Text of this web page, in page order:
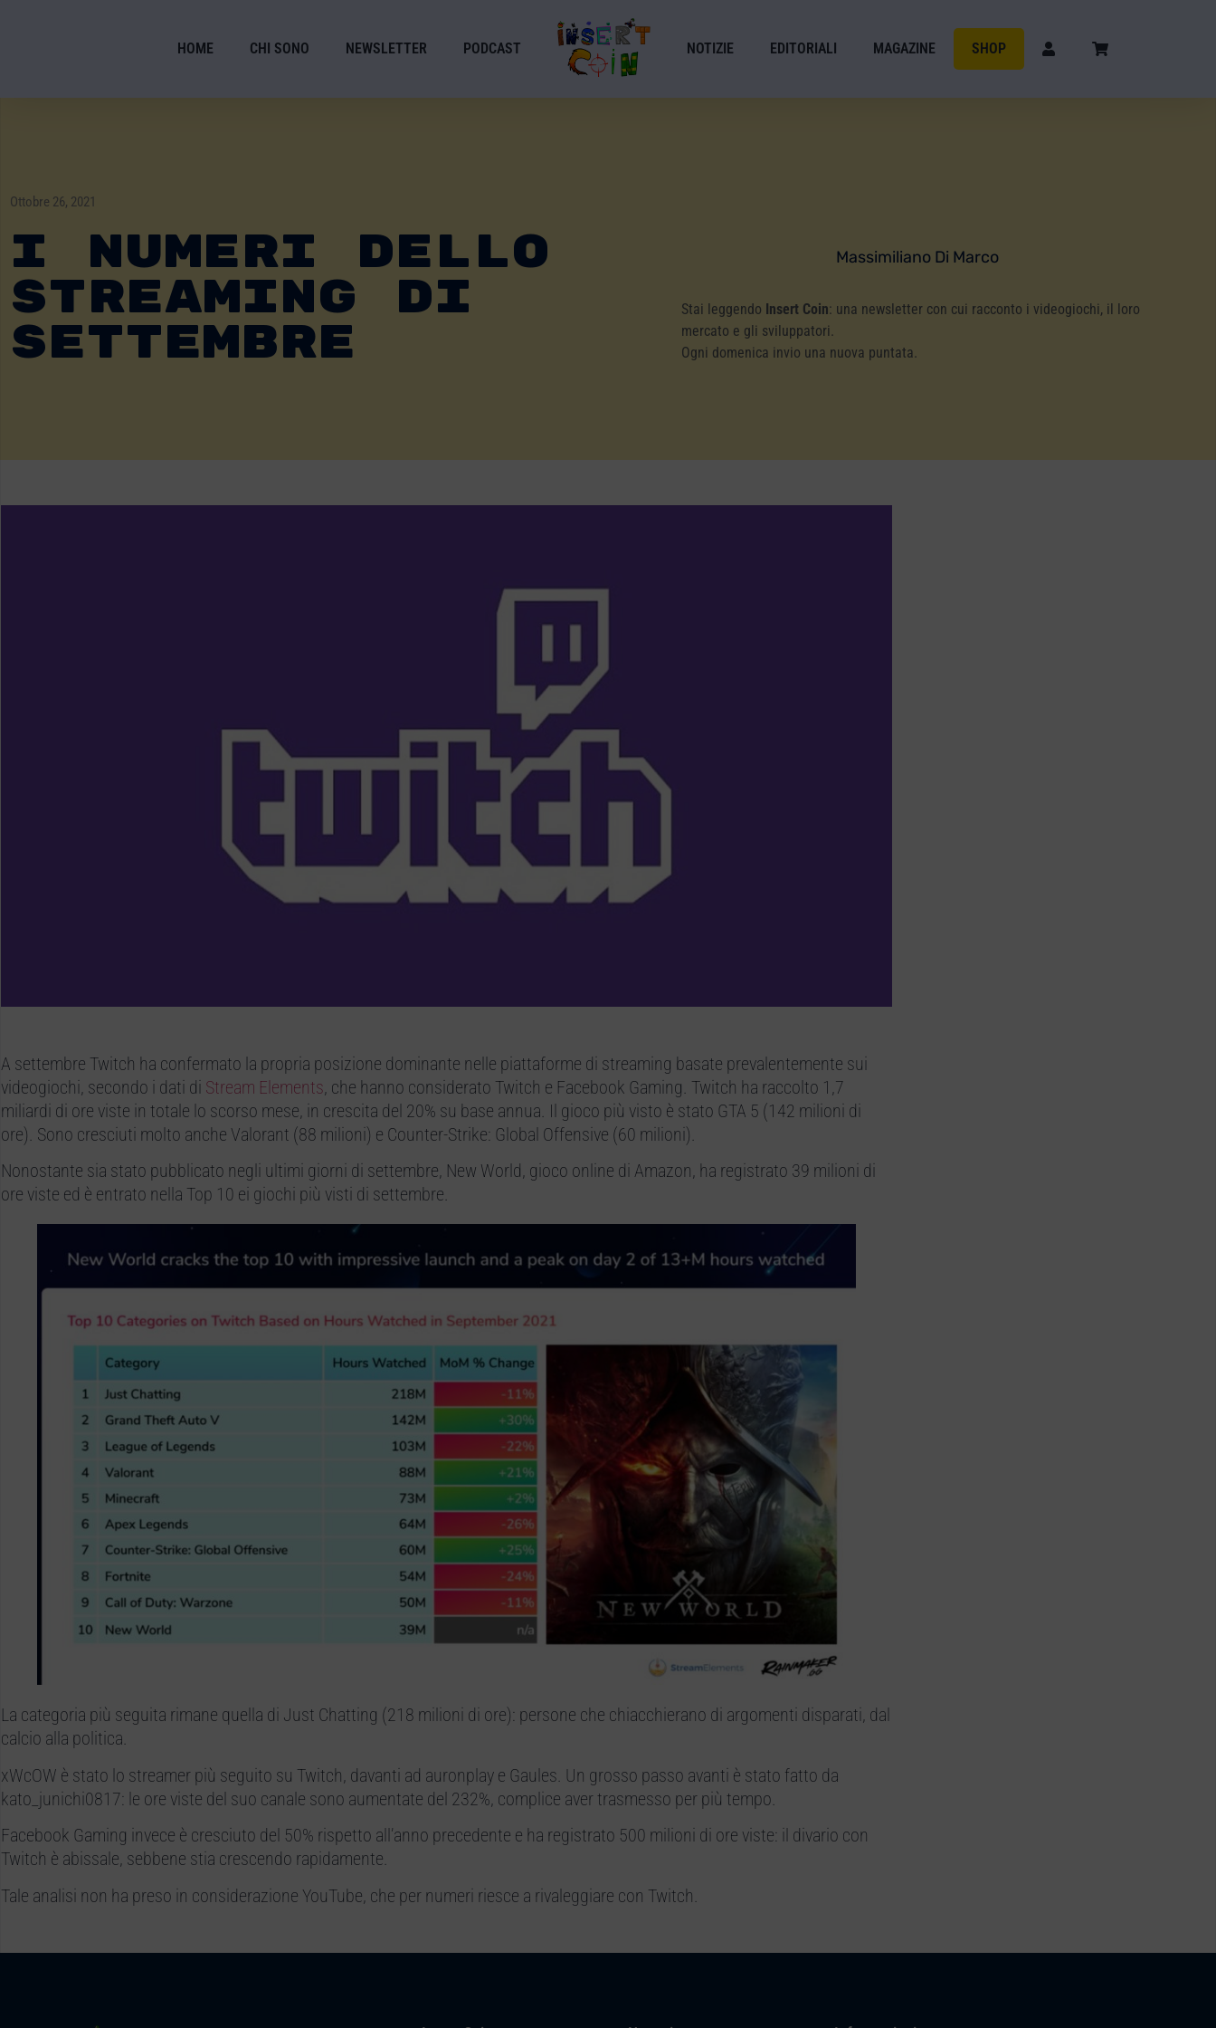
HOME CHI SONO NEWSLETTER PODCAST NOTIZIE EDITORIALI MAGAZINE SHOP
Ottobre 26, 2021
I Numeri Dello
Streaming Di
Settembre
Massimiliano Di Marco
Stai leggendo Insert Coin: una newsletter con cui racconto i videogiochi, il loro
mercato e gli sviluppatori.
Ogni domenica invio una nuova puntata.
A settembre Twitch ha confermato la propria posizione dominante nelle piattaforme di streaming basate prevalentemente sui
videogiochi, secondo i dati di Stream Elements, che hanno considerato Twitch e Facebook Gaming. Twitch ha raccolto 1,7
miliardi di ore viste in totale lo scorso mese, in crescita del 20% su base annua. Il gioco più visto è stato GTA 5 (142 milioni di
ore). Sono cresciuti molto anche Valorant (88 milioni) e Counter-Strike: Global Offensive (60 milioni).
Nonostante sia stato pubblicato negli ultimi giorni di settembre, New World, gioco online di Amazon, ha registrato 39 milioni di
ore viste ed è entrato nella Top 10 ei giochi più visti di settembre.
La categoria più seguita rimane quella di Just Chatting (218 milioni di ore): persone che chiacchierano di argomenti disparati, dal
calcio alla politica.
xWcOW è stato lo streamer più seguito su Twitch, davanti ad auronplay e Gaules. Un grosso passo avanti è stato fatto da
kato_junichi0817: le ore viste del suo canale sono aumentate del 232%, complice aver trasmesso per più tempo.
Facebook Gaming invece è cresciuto del 50% rispetto all’anno precedente e ha registrato 500 milioni di ore viste: il divario con
Twitch è abissale, sebbene stia crescendo rapidamente.
Tale analisi non ha preso in considerazione YouTube, che per numeri riesce a rivaleggiare con Twitch.